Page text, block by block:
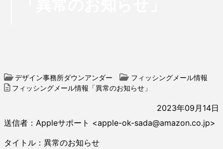
デザイン事務所ダウンアンダー
フィッシングメール情報
フィッシングメール情報「異常のお知らせ」
2023年09月14日
送信者：Appleサポート <apple-ok-sada@amazon.co.jp>
タイトル：異常のお知らせ